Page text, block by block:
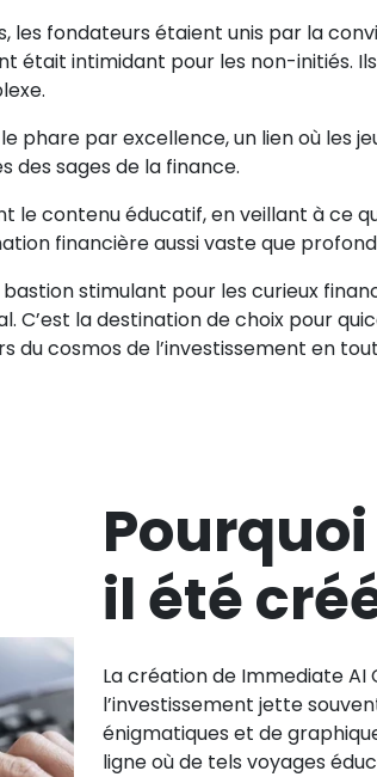
les fondateurs étaient unis par la
était intimidant pour les non-initiés.
phare par excellence, un lien où les
des sages de la finance.
le contenu éducatif, en veillant à ce
financière aussi vaste que
stimulant pour les curieux
C’est la destination de choix pour
du cosmos de l’investissement en
il été
La création de Immediate AI
l’investissement jette
énigmatiques et de
ligne où de tels voyages